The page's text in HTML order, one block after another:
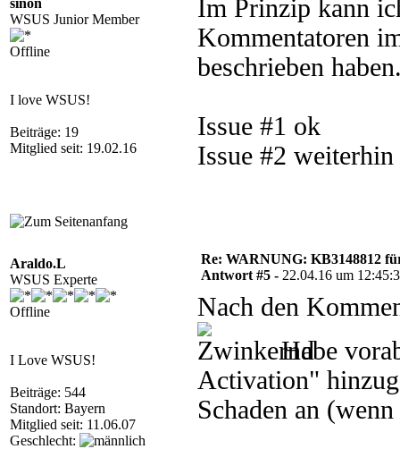
sinon
WSUS Junior Member
Offline
I love WSUS!
Beiträge: 19
Mitglied seit: 19.02.16
Im Prinzip kann
Kommentatoren
beschrieben
Issue #1 ok
Issue #2
Araldo.L
WSUS Experte
Offline
I Love WSUS!
Beiträge: 544
Standort: Bayern
Mitglied seit: 11.06.07
Geschlecht:
Re: WARNUNG: KB3148812
Antwort #5 - 22.04.16 um
Nach den
Habe
Activation"
Schaden an